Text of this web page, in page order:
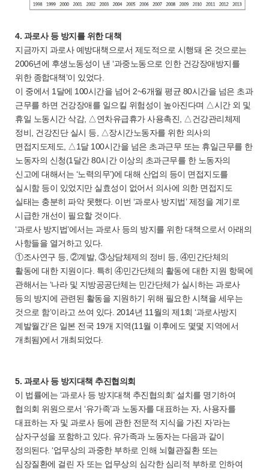
4. 과로사 등 방지를 위한 대책
지금까지 과로사 예방대책으로서 제도적으로 시행돼 온 것으로는
2006년에 후생노동성이 낸 ‘과중노동으로 인한 건강장애방지를
위한 종합대책’이 있었다.
이 중에서 1달에 100시간을 넘어 2~6개월 평균 80시간을 넘은 초과
근무를 하면 건강장애를 일으킬 위험성이 높아진다며 △시간 외 및
휴일 노동시간 삭감, △연차유급휴가 사용촉진, △건강관리체제
정비, 건강진단 실시 등, △장시간노동자를 위한 의사의
면접지도제도, △1달 100시간을 넘은 초과근무 또는 휴일근무를 한
노동자의 신청(1달간 80시간 이상의 초과근무를 한 노동자의
신고에 대해서는 ‘노력의무’)에 대해 산업의 등이 면접지도를
실시함 등이 있었지만 실효성이 없어서 의사에 의한 면접지도
실태는 충분히 파악 못했다. 이번 ‘과로사 방지법’ 제정을 계기로
시급한 개선이 필요할 것이다.
‘과로사 방지법’에서는 과로사 등의 방지를 위한 대책으로서 아래의
사항들을 열거하고 있다.
①조사연구 등, ②계발, ③상담체제의 정비 등, ④민간단체의
활동에 대한 지원이다. 특히 ④민간단체의 활동에 대한 지원 항목에
관해서는 ‘나라 및 지방공공단체는 민간단체가 실시하는 과로사
등의 방지에 관련된 활동을 지원하기 위해 필요한 시책을 세우는
것으로 함’이라고 쓰여 있다. 2014년 11월의 제1회 ‘과로사방지
계발월간’은 일본 전국 19개 지역(11월 이후에도 몇몇 지역에서
개최됨)에서 개최되었다.
5. 과로사 등 방지대책 추진협의회
이 법률에는 ‘과로사 등 방지대책 추진협의회’ 설치를 명기하여
협의회 위원으로서 ‘유가족’과 노동자를 대표하는 자, 사용자를
대표하는 자 및 과로사 등에 관한 전문적 지식을 가진 자’라는
삼자구성을 포함하고 있다. 유가족과 노동자는 다음과 같이
정의된다. ‘업무상의 과중한 부하로 인해 뇌혈관질환 또는
심장질환에 걸린 자 또는 업무상의 심각한 심리적 부하로 인하여